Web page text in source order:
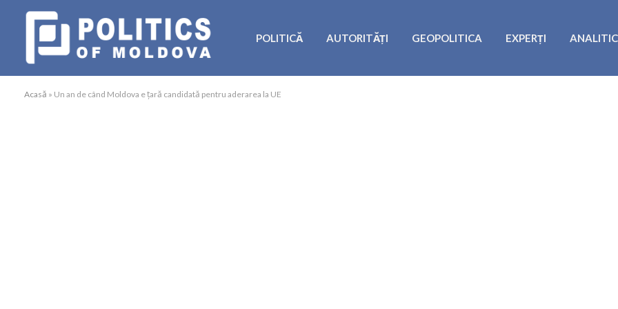
POLITICĂ AUTORITĂȚI GEOPOLITICA EXPERȚI
Acasă » Un an de când Moldova e țară candidată pentru aderarea la UE